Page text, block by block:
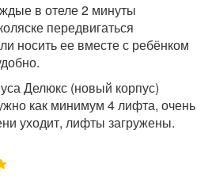
в отеле 2 минуты
передвигаться
носить ее вместе с ребёнком
Делюкс (новый корпус)
как минимум 4 лифта, очень
уходит, лифты загружены.